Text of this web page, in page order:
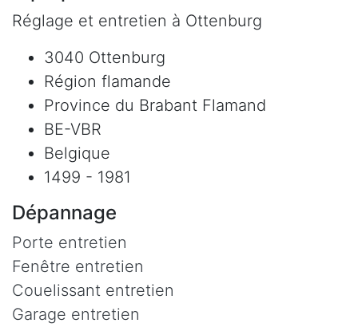
Réglage et entretien à Ottenburg
3040 Ottenburg
Région flamande
Province du Brabant Flamand
BE-VBR
Belgique
1499 - 1981
Dépannage
Porte entretien
Fenêtre entretien
Couelissant entretien
Garage entretien